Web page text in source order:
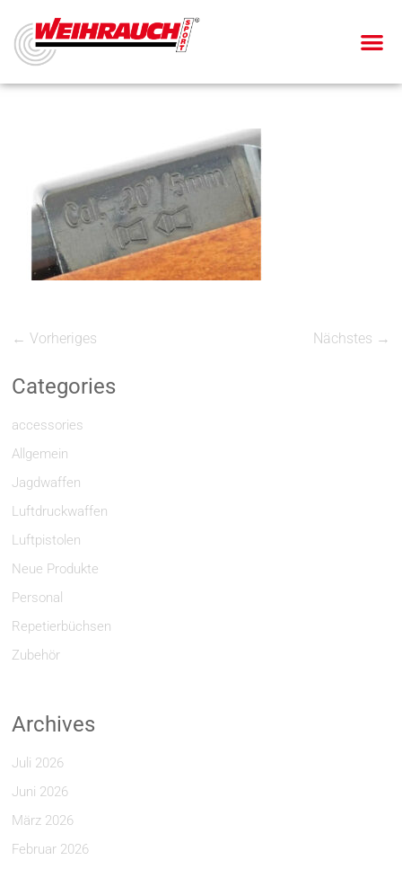
← Vorheriges Nächstes →
Categories
accessories
Allgemein
Jagdwaffen
Luftdruckwaffen
Luftpistolen
Neue Produkte
Personal
Repetierbüchsen
Zubehör
Archives
Juli 2026
Juni 2026
März 2026
Februar 2026